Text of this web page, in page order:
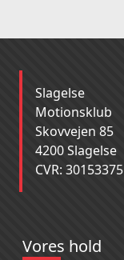
Vores hold
Slagelse
Motionsklub
Skovvejen 85
4200 Slagelse
CVR: 30153375